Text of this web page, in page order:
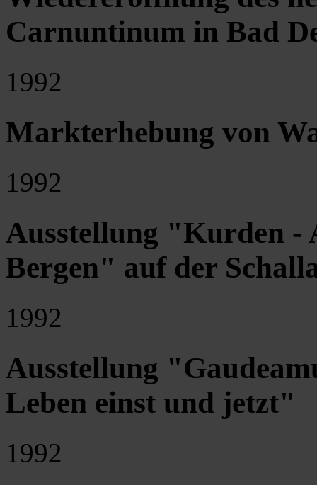
Carnuntinum in Bad
1992
Markterhebung von
1992
Ausstellung "Kurden -
Bergen" auf der
1992
Ausstellung
Leben einst und jetzt"
1992